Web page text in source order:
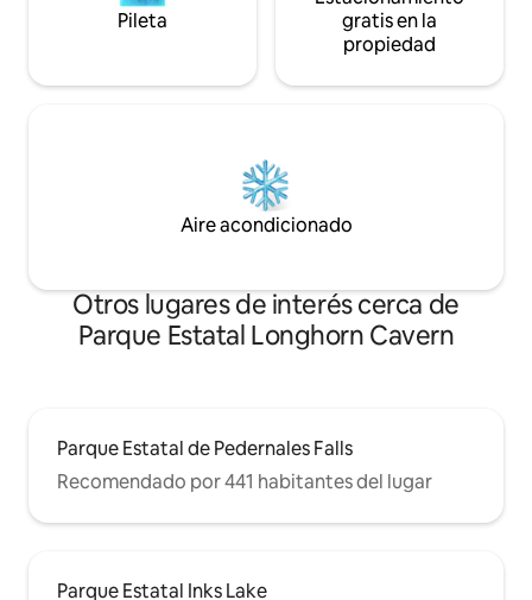
Pileta
gratis en la
propiedad
Aire acondicionado
Otros lugares de interés cerca de
Parque Estatal Longhorn Cavern
Parque Estatal de Pedernales Falls
Recomendado por 441 habitantes del lugar
Parque Estatal Inks Lake